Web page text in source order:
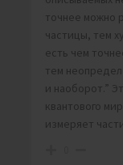
точнее можно
частицы, тем
есть чем
тем
и наоборот.”
квантового
измеряет